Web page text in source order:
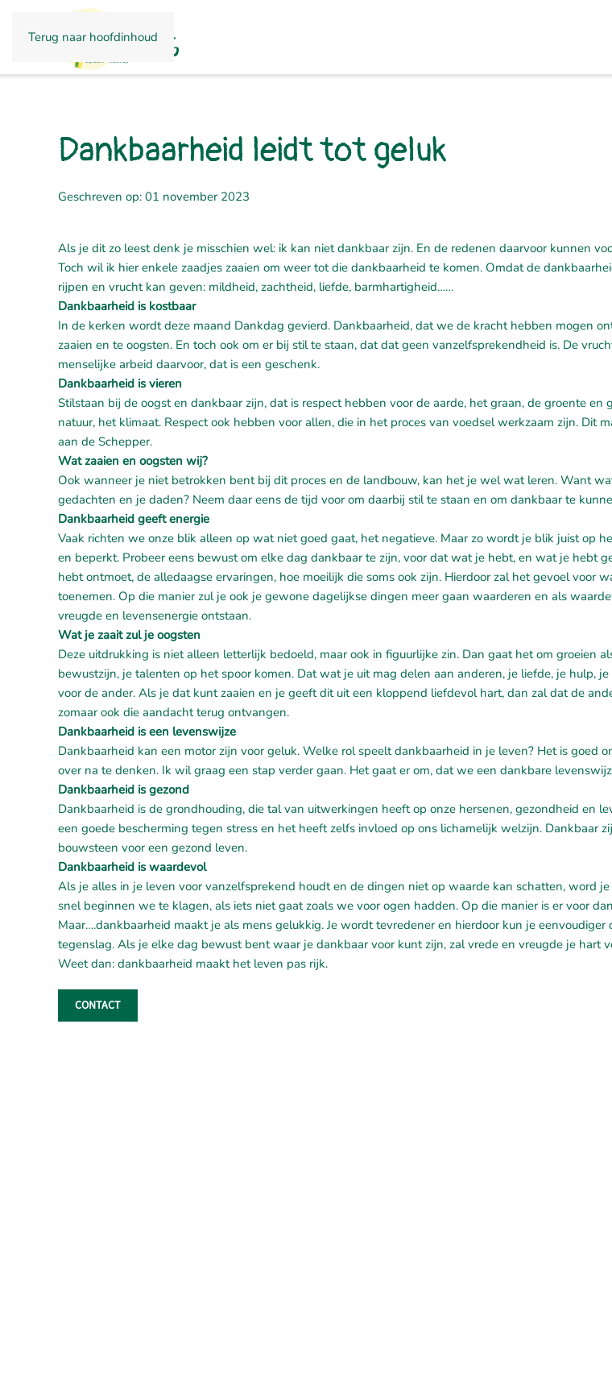
Terug naar hoofdinhoud
Dankbaarheid leidt tot geluk
Geschreven op: 01 november 2023
Als je dit zo leest denk je misschien wel: ik kan niet dankbaar zijn. En de redenen daarvoor kunnen
Toch wil ik hier enkele zaadjes zaaien om weer tot die dankbaarheid te komen. Omdat de
rijpen en vrucht kan geven: mildheid, zachtheid, liefde, barmhartigheid……
Dankbaarheid is kostbaar
In de kerken wordt deze maand Dankdag gevierd. Dankbaarheid, dat we de kracht hebben mogen
zaaien en te oogsten. En toch ook om er bij stil te staan, dat dat geen vanzelfsprekendheid is. De
menselijke arbeid daarvoor, dat is een geschenk.
Dankbaarheid is vieren
Stilstaan bij de oogst en dankbaar zijn, dat is respect hebben voor de aarde, het graan, de groente en
natuur, het klimaat. Respect ook hebben voor allen, die in het proces van voedsel werkzaam zijn. Dit
aan de Schepper.
Wat zaaien en oogsten wij?
Ook wanneer je niet betrokken bent bij dit proces en de landbouw, kan het je wel wat leren. Want
gedachten en je daden? Neem daar eens de tijd voor om daarbij stil te staan en om dankbaar te
Dankbaarheid geeft energie
Vaak richten we onze blik alleen op wat niet goed gaat, het negatieve. Maar zo wordt je blik juist op
en beperkt. Probeer eens bewust om elke dag dankbaar te zijn, voor dat wat je hebt, en wat je hebt
hebt ontmoet, de alledaagse ervaringen, hoe moeilijk die soms ook zijn. Hierdoor zal het gevoel voor
toenemen. Op die manier zul je ook je gewone dagelijkse dingen meer gaan waarderen en als
vreugde en levensenergie ontstaan.
Wat je zaait zul je oogsten
Deze uitdrukking is niet alleen letterlijk bedoeld, maar ook in figuurlijke zin. Dan gaat het om groeien
bewustzijn, je talenten op het spoor komen. Dat wat je uit mag delen aan anderen, je liefde, je hulp,
voor de ander. Als je dat kunt zaaien en je geeft dit uit een kloppend liefdevol hart, dan zal dat de
zomaar ook die aandacht terug ontvangen.
Dankbaarheid is een levenswijze
Dankbaarheid kan een motor zijn voor geluk. Welke rol speelt dankbaarheid in je leven? Het is goed
over na te denken. Ik wil graag een stap verder gaan. Het gaat er om, dat we een dankbare
Dankbaarheid is gezond
Dankbaarheid is de grondhouding, die tal van uitwerkingen heeft op onze hersenen, gezondheid en
een goede bescherming tegen stress en het heeft zelfs invloed op ons lichamelijk welzijn. Dankbaar
bouwsteen voor een gezond leven.
Dankbaarheid is waardevol
Als je alles in je leven voor vanzelfsprekend houdt en de dingen niet op waarde kan schatten, word
snel beginnen we te klagen, als iets niet gaat zoals we voor ogen hadden. Op die manier is er voor
Maar….dankbaarheid maakt je als mens gelukkig. Je wordt tevredener en hierdoor kun je eenvoudiger
tegenslag. Als je elke dag bewust bent waar je dankbaar voor kunt zijn, zal vrede en vreugde je hart
Weet dan: dankbaarheid maakt het leven pas rijk.
CONTACT